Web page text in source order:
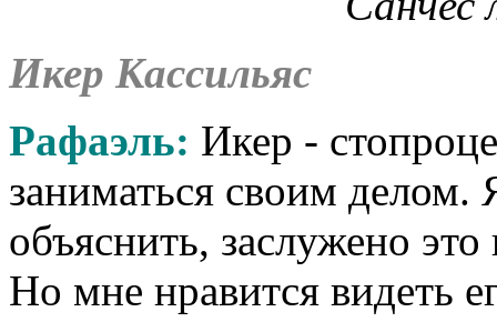
Икер Кассильяс
Рафаэль: Икер -
заниматься своим делом.
объяснить, заслужено
Но мне нравится видеть